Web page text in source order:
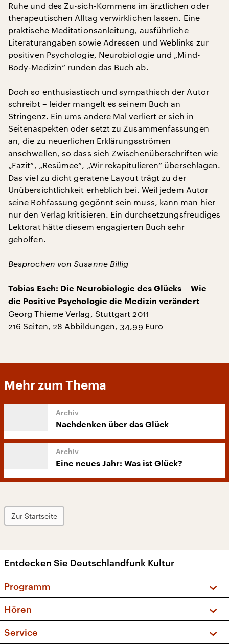
Ruhe und des Zu-sich-Kommens im ärztlichen oder
therapeutischen Alltag verwirklichen lassen. Eine
praktische Meditationsanleitung, ausführliche
Literaturangaben sowie Adressen und Weblinks zur
positiven Psychologie, Neurobiologie und „Mind-
Body-Medizin“ runden das Buch ab.
Doch so enthusiastisch und sympathisch der Autor
schreibt – leider mangelt es seinem Buch an
Stringenz. Ein ums andere Mal verliert er sich in
Seitenaspekten oder setzt zu Zusammenfassungen
an, die zu neuerlichen Erklärungsströmen
anschwellen, so dass sich Zwischenüberschriften wie
„Fazit“, „Resümee“, „Wir rekapitulieren“ überschlagen.
Das viel zu dicht geratene Layout trägt zu der
Unübersichtlichkeit erheblich bei. Weil jedem Autor
seine Rohfassung gegönnt sein muss, kann man hier
nur den Verlag kritisieren. Ein durchsetzungsfreudiges
Lektorat hätte diesem engagierten Buch sehr
geholfen.
Besprochen von Susanne Billig
Tobias Esch: Die Neurobiologie des Glücks – Wie
die Positive Psychologie die Medizin verändert
Georg Thieme Verlag, Stuttgart 2011
216 Seiten, 28 Abbildungen, 34,99 Euro
Mehr zum Thema
Nachdenken über das Glück
Eine neues Jahr: Was ist Glück?
Zur Startseite
Entdecken Sie Deutschlandfunk Kultur
Programm
Sendungen und Podcasts
Musikliste
Hören
Service